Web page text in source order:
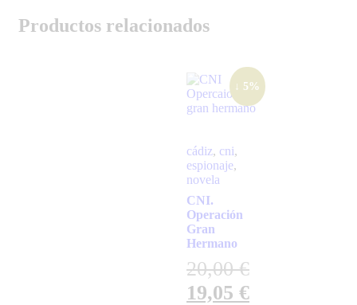
Productos relacionados
↓ 5%
cádiz, cni,
espionaje,
novela
CNI.
Operación
Gran
Hermano
20,00€
19,05 €